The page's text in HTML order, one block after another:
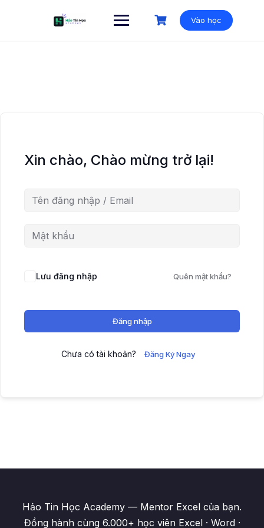
Vào học
Xin chào, Chào mừng trở lại!
Lưu đăng nhập Quên mật khẩu?
Đăng nhập
Chưa có tài khoản? Đăng Ký Ngay
Hảo Tin Học Academy — Mentor Excel của bạn.
Đồng hành cùng 6.000+ học viên Excel · Word ·